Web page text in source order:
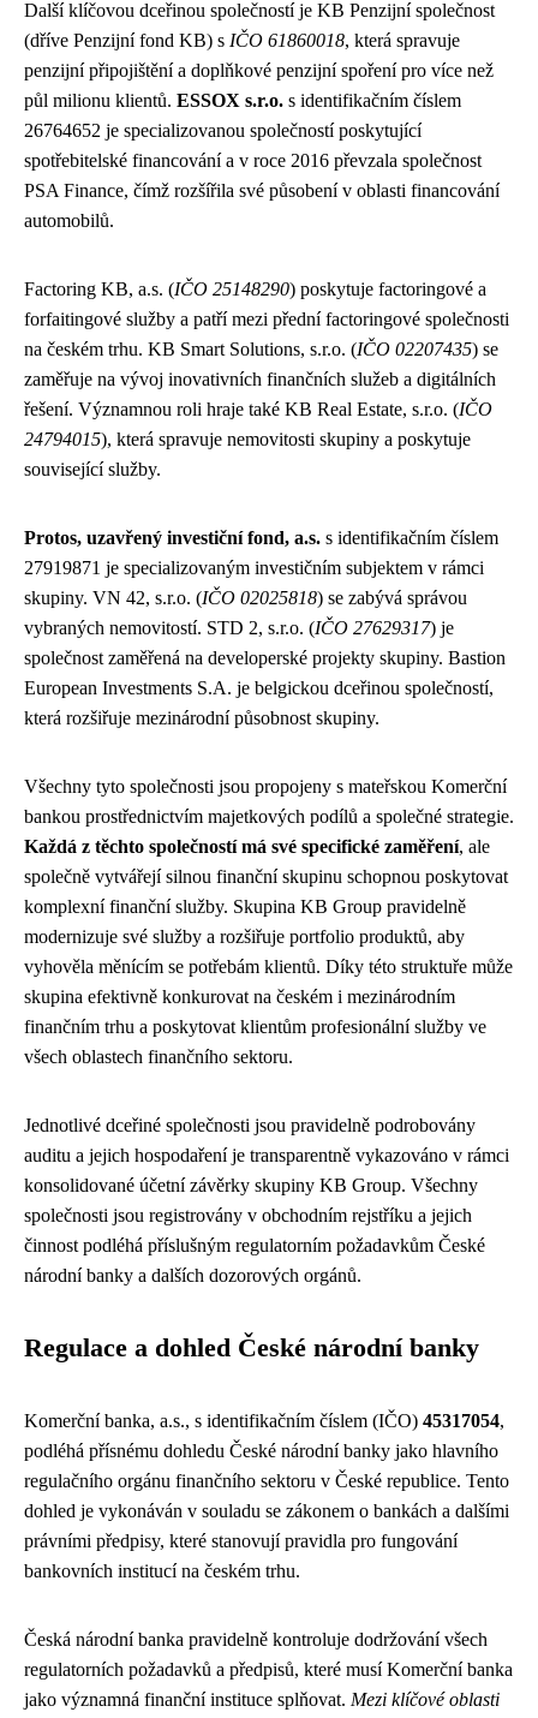
Další klíčovou dceřinou společností je KB Penzijní společnost
(dříve Penzijní fond KB) s IČO 61860018, která spravuje
penzijní připojištění a doplňkové penzijní spoření pro více než
půl milionu klientů. ESSOX s.r.o. s identifikačním číslem
26764652 je specializovanou společností poskytující
spotřebitelské financování a v roce 2016 převzala společnost
PSA Finance, čímž rozšířila své působení v oblasti financování
automobilů.
Factoring KB, a.s. (IČO 25148290) poskytuje factoringové a
forfaitingové služby a patří mezi přední factoringové společnosti
na českém trhu. KB Smart Solutions, s.r.o. (IČO 02207435) se
zaměřuje na vývoj inovativních finančních služeb a digitálních
řešení. Významnou roli hraje také KB Real Estate, s.r.o. (IČO
24794015), která spravuje nemovitosti skupiny a poskytuje
související služby.
Protos, uzavřený investiční fond, a.s. s identifikačním číslem
27919871 je specializovaným investičním subjektem v rámci
skupiny. VN 42, s.r.o. (IČO 02025818) se zabývá správou
vybraných nemovitostí. STD 2, s.r.o. (IČO 27629317) je
společnost zaměřená na developerské projekty skupiny. Bastion
European Investments S.A. je belgickou dceřinou společností,
která rozšiřuje mezinárodní působnost skupiny.
Všechny tyto společnosti jsou propojeny s mateřskou Komerční
bankou prostřednictvím majetkových podílů a společné strategie.
Každá z těchto společností má své specifické zaměření, ale
společně vytvářejí silnou finanční skupinu schopnou poskytovat
komplexní finanční služby. Skupina KB Group pravidelně
modernizuje své služby a rozšiřuje portfolio produktů, aby
vyhověla měnícím se potřebám klientů. Díky této struktuře může
skupina efektivně konkurovat na českém i mezinárodním
finančním trhu a poskytovat klientům profesionální služby ve
všech oblastech finančního sektoru.
Jednotlivé dceřiné společnosti jsou pravidelně podrobovány
auditu a jejich hospodaření je transparentně vykazováno v rámci
konsolidované účetní závěrky skupiny KB Group. Všechny
společnosti jsou registrovány v obchodním rejstříku a jejich
činnost podléhá příslušným regulatorním požadavkům České
národní banky a dalších dozorových orgánů.
Regulace a dohled České národní banky
Komerční banka, a.s., s identifikačním číslem (IČO) 45317054,
podléhá přísnému dohledu České národní banky jako hlavního
regulačního orgánu finančního sektoru v České republice. Tento
dohled je vykonáván v souladu se zákonem o bankách a dalšími
právními předpisy, které stanovují pravidla pro fungování
bankovních institucí na českém trhu.
Česká národní banka pravidelně kontroluje dodržování všech
regulatorních požadavků a předpisů, které musí Komerční banka
jako významná finanční instituce splňovat. Mezi klíčové oblasti